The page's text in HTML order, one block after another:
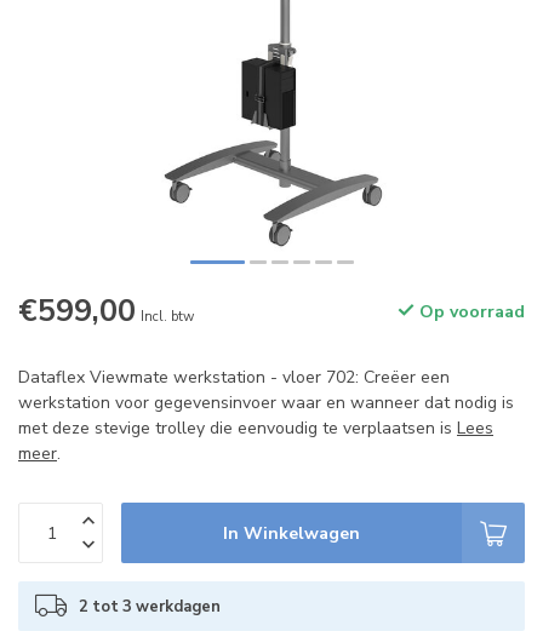
€599,00 Incl. btw Op voorraad
Dataflex Viewmate werkstation - vloer 702: Creëer een
werkstation voor gegevensinvoer waar en wanneer dat nodig is
met deze stevige trolley die eenvoudig te verplaatsen is Lees
meer.
In Winkelwagen
2 tot 3 werkdagen